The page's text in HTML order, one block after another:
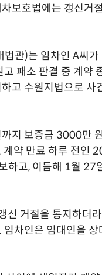
보호법에는 갱신거
관)는 임차인 A씨가
패소 판결 중 계약
고 수원지법으로 사
지 보증금 3000만
계약 만료 하루 전인
하고, 이듬해 1월 27
신 거절을 통지하더
차인은 임대인을 상